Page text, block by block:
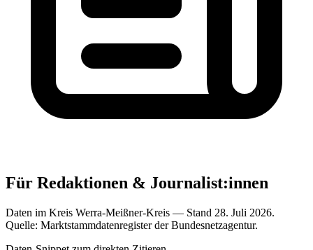
Für Redaktionen & Journalist:innen
Daten im Kreis Werra-Meißner-Kreis — Stand 28. Juli 2026.
Quelle: Marktstammdatenregister der Bundesnetzagentur.